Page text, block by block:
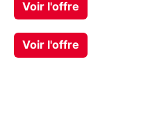
Voir l'offre
Voir l'offre